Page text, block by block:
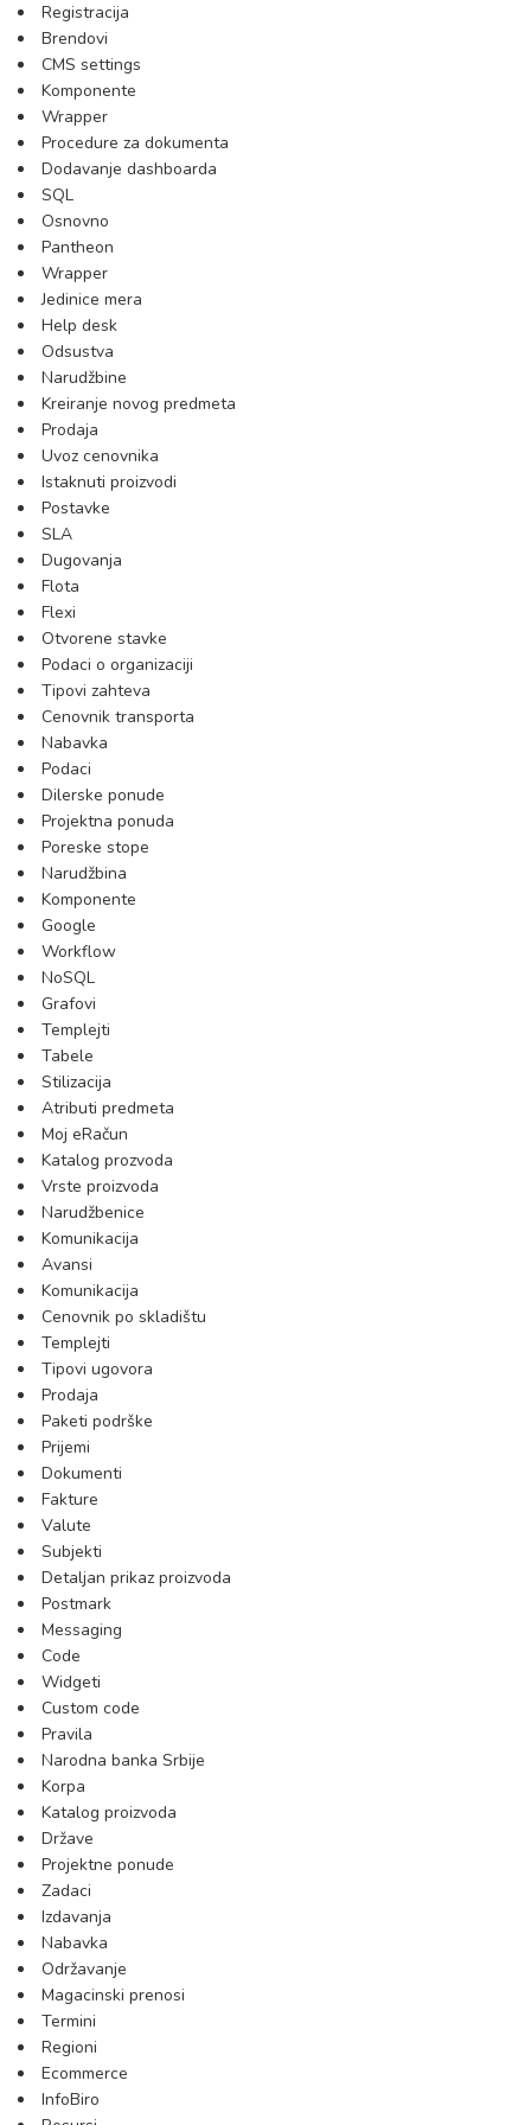
Registracija
Brendovi
CMS settings
Komponente
Wrapper
Procedure za dokumenta
Dodavanje dashboarda
SQL
Osnovno
Pantheon
Wrapper
Jedinice mera
Help desk
Odsustva
Narudžbine
Kreiranje novog predmeta
Prodaja
Uvoz cenovnika
Istaknuti proizvodi
Postavke
SLA
Dugovanja
Flota
Flexi
Otvorene stavke
Podaci o organizaciji
Tipovi zahteva
Cenovnik transporta
Nabavka
Podaci
Dilerske ponude
Projektna ponuda
Poreske stope
Narudžbina
Komponente
Google
Workflow
NoSQL
Grafovi
Templejti
Tabele
Stilizacija
Atributi predmeta
Moj eRačun
Katalog prozvoda
Vrste proizvoda
Narudžbenice
Komunikacija
Avansi
Komunikacija
Cenovnik po skladištu
Templejti
Tipovi ugovora
Prodaja
Paketi podrške
Prijemi
Dokumenti
Fakture
Valute
Subjekti
Detaljan prikaz proizvoda
Postmark
Messaging
Code
Widgeti
Custom code
Pravila
Narodna banka Srbije
Korpa
Katalog proizvoda
Države
Projektne ponude
Zadaci
Izdavanja
Nabavka
Održavanje
Magacinski prenosi
Termini
Regioni
Ecommerce
InfoBiro